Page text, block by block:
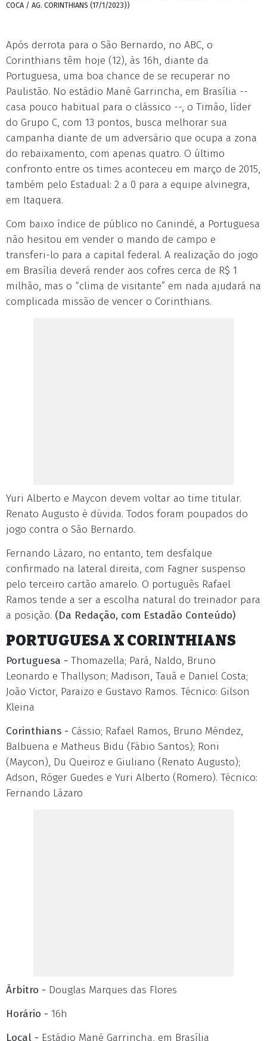
COCA / AG. CORINTHIANS (17/1/2023))
Após derrota para o São Bernardo, no ABC, o
Corinthians têm hoje (12), às 16h, diante da
Portuguesa, uma boa chance de se recuperar no
Paulistão. No estádio Mané Garrincha, em Brasília --
casa pouco habitual para o clássico --, o Timão, líder
do Grupo C, com 13 pontos, busca melhorar sua
campanha diante de um adversário que ocupa a zona
do rebaixamento, com apenas quatro. O último
confronto entre os times aconteceu em março de 2015,
também pelo Estadual: 2 a 0 para a equipe alvinegra,
em Itaquera.
Com baixo índice de público no Canindé, a Portuguesa
não hesitou em vender o mando de campo e
transferi-lo para a capital federal. A realização do jogo
em Brasília deverá render aos cofres cerca de R$ 1
milhão, mas o “clima de visitante” em nada ajudará na
complicada missão de vencer o Corinthians.
Yuri Alberto e Maycon devem voltar ao time titular.
Renato Augusto é dúvida. Todos foram poupados do
jogo contra o São Bernardo.
Fernando Lázaro, no entanto, tem desfalque
confirmado na lateral direita, com Fagner suspenso
pelo terceiro cartão amarelo. O português Rafael
Ramos tende a ser a escolha natural do treinador para
a posição. (Da Redação, com Estadão Conteúdo)
PORTUGUESA X CORINTHIANS
Portuguesa - Thomazella; Pará, Naldo, Bruno
Leonardo e Thallyson; Madison, Tauã e Daniel Costa;
João Victor, Paraizo e Gustavo Ramos. Técnico: Gilson
Kleina
Corinthians - Cássio; Rafael Ramos, Bruno Méndez,
Balbuena e Matheus Bidu (Fábio Santos); Roni
(Maycon), Du Queiroz e Giuliano (Renato Augusto);
Adson, Róger Guedes e Yuri Alberto (Romero). Técnico:
Fernando Lázaro
Árbitro - Douglas Marques das Flores
Horário - 16h
Local - Estádio Mané Garrincha, em Brasília